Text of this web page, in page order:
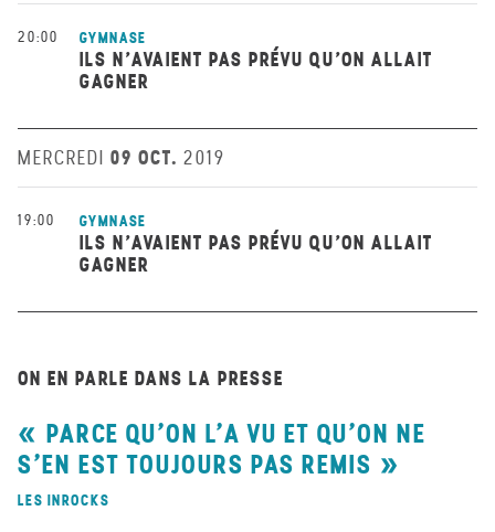
20:00 GYMNASE
ILS N'AVAIENT PAS PRÉVU QU'ON ALLAIT
GAGNER
MERCREDI 09 OCT. 2019
19:00 GYMNASE
ILS N'AVAIENT PAS PRÉVU QU'ON ALLAIT
GAGNER
ON EN PARLE DANS LA PRESSE
PARCE QU'ON L'A VU ET QU'ON NE
S'EN EST TOUJOURS PAS REMIS
LES INROCKS